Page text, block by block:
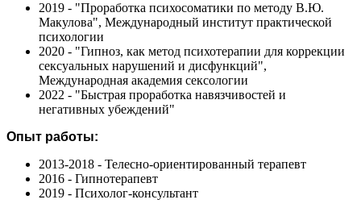
2019 - "Проработка психосоматики по методу В.Ю.
Макулова", Международный институт практической
психологии
2020 - "Гипноз, как метод психотерапии для коррекции
сексуальных нарушений и дисфункций",
Международная академия сексологии
2022 - "Быстрая проработка навязчивостей и
негативных убеждений"
Опыт работы:
2013-2018 - Телесно-ориентированный терапевт
2016 - Гипнотерапевт
2019 - Психолог-консультант